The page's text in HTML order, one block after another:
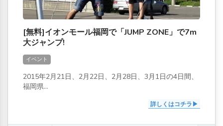
[無料]イオンモール福岡で「JUMP ZONE」で7m
大ジャンプ!
イベント
2015年2月21日、2月22日、2月28日、3月1日の4日間、
福岡県...
詳しくはコチラ